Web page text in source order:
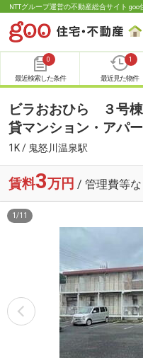
NTTグループ運営の不動産総合サイト goo
0
最近検索した条件
1
最近見た物件
ビラおおひら ３号
貸マンション・アパ
1K / 鬼怒川温泉駅
賃料3万円 / 管理費等な
1 /11